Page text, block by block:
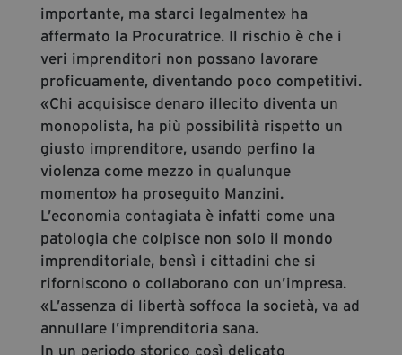
importante, ma starci legalmente» ha
affermato la Procuratrice. Il rischio è che i
veri imprenditori non possano lavorare
proficuamente, diventando poco competitivi.
«Chi acquisisce denaro illecito diventa un
monopolista, ha più possibilità rispetto un
giusto imprenditore, usando perfino la
violenza come mezzo in qualunque
momento» ha proseguito Manzini.
L’economia contagiata è infatti come una
patologia che colpisce non solo il mondo
imprenditoriale, bensì i cittadini che si
riforniscono o collaborano con un’impresa.
«L’assenza di libertà soffoca la società, va ad
annullare l’imprenditoria sana.
In un periodo storico così delicato